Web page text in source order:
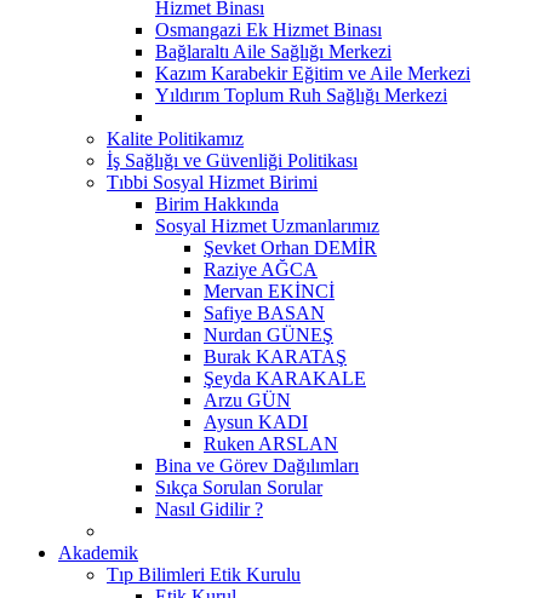
Hizmet Binası
Osmangazi Ek Hizmet Binası
Bağlaraltı Aile Sağlığı Merkezi
Kazım Karabekir Eğitim ve Aile Merkezi
Yıldırım Toplum Ruh Sağlığı Merkezi
Kalite Politikamız
İş Sağlığı ve Güvenliği Politikası
Tıbbi Sosyal Hizmet Birimi
Birim Hakkında
Sosyal Hizmet Uzmanlarımız
Şevket Orhan DEMİR
Raziye AĞCA
Mervan EKİNCİ
Safiye BASAN
Nurdan GÜNEŞ
Burak KARATAŞ
Şeyda KARAKALE
Arzu GÜN
Aysun KADI
Ruken ARSLAN
Bina ve Görev Dağılımları
Sıkça Sorulan Sorular
Nasıl Gidilir ?
Akademik
Tıp Bilimleri Etik Kurulu